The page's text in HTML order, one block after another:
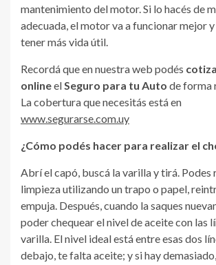
mantenimiento del motor. Si lo hacés de
adecuada, el motor va a funcionar mejor
tener más vida útil.
Recordá que en nuestra web podés
onlineelSeguro para tu Auto de forma
La cobertura que necesitás está en
www.segurarse.com.uy
¿Cómo podés hacer para realizar el
Abrí el capó, buscá la varilla y tirá. Podes
limpieza utilizando un trapo o papel,
empuja. Después, cuando la saques
poder chequear el nivel de aceite con las
varilla. El nivel ideal está entre esas dos
debajo, te falta aceite; y si hay